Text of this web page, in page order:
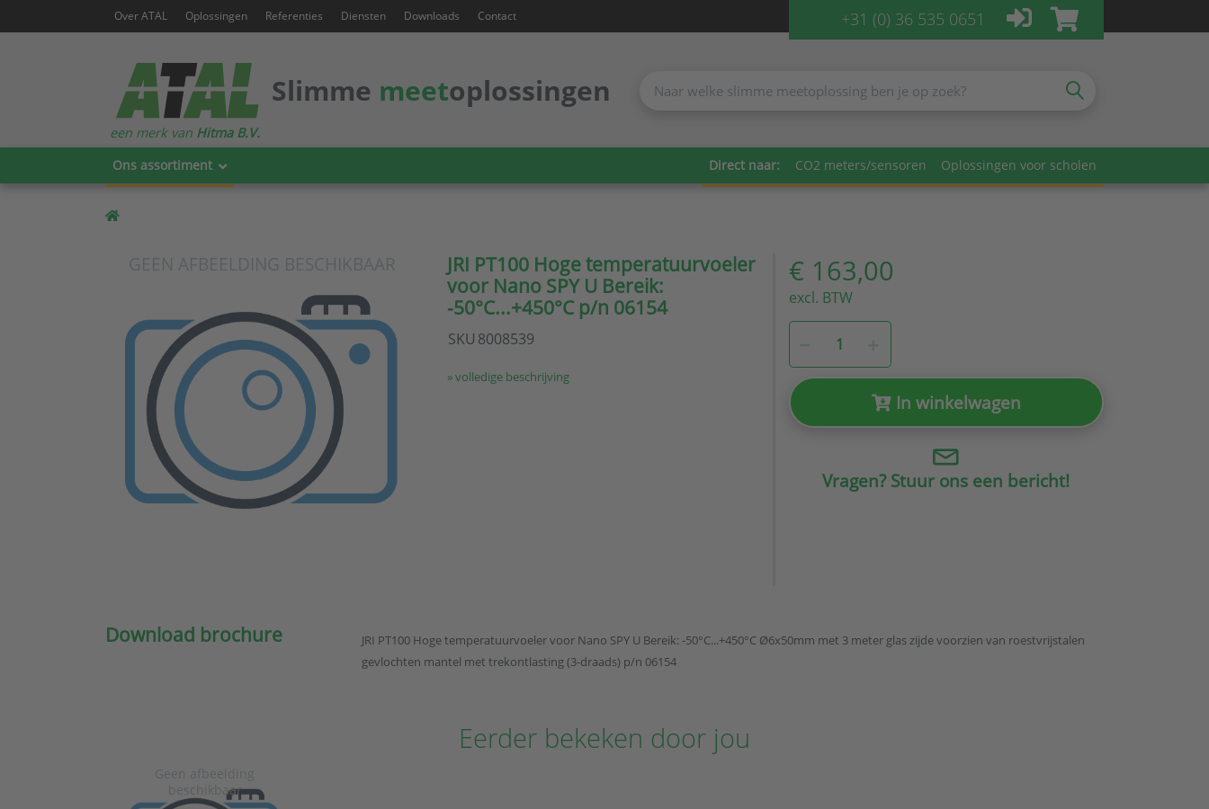
Over ATAL Oplossingen Referenties Diensten Downloads Contact +31 (0) 36 535 0651
Slimme meetoplossingen
Ons assortiment Direct naar: CO2 meters/sensoren Oplossingen voor scholen
een merk van Hitma B.V.
JRI PT100 Hoge temperatuurvoeler
voor Nano SPY U Bereik:
-50°C...+450°C p/n 06154
SKU 8008539
» volledige beschrijving
€ 163,00
excl. BTW
In winkelwagen
Vragen? Stuur ons een bericht!
Download brochure
JRI PT100 Hoge temperatuurvoeler voor Nano SPY U Bereik: -50°C...+450°C Ø6x50mm met 3 meter glas zijde voorzien van roestvrijstalen
gevlochten mantel met trekontlasting (3-draads) p/n 06154
Eerder bekeken door jou